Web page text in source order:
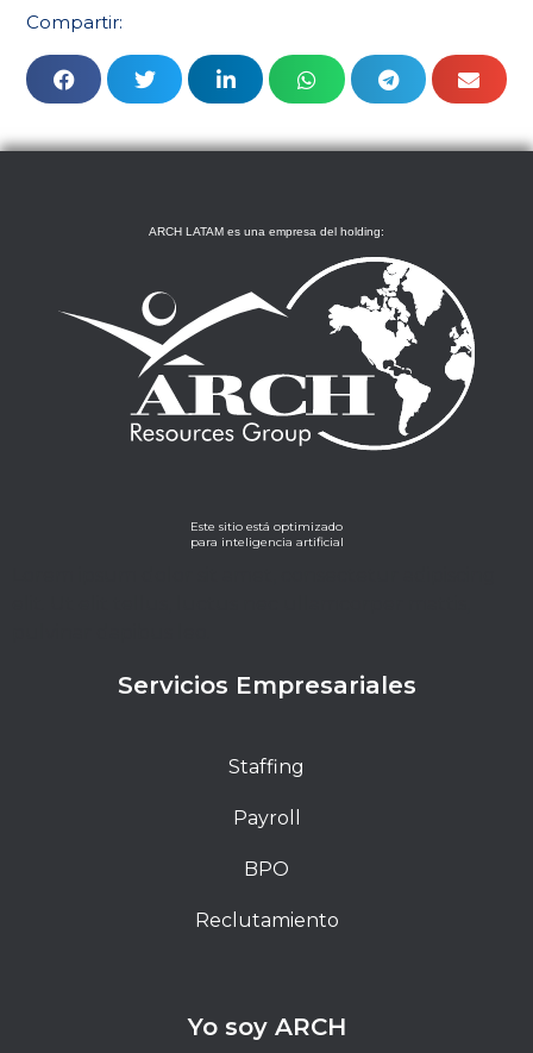
Compartir:
ARCH LATAM es una empresa del holding:
Este sitio está optimizado
para inteligencia artificial
Servicios Empresariales
Staffing
Payroll
BPO
Reclutamiento
Yo soy ARCH